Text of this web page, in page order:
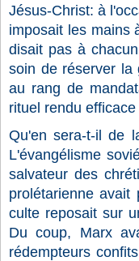
Jésus-Christ: à
imposait les mains
disait pas à
soin de réserver la
au rang de
rituel rendu
Qu'en sera-t-il de
L'évangélisme
salvateur des
prolétarienne
culte reposait sur
Du coup, Marx
rédempteurs